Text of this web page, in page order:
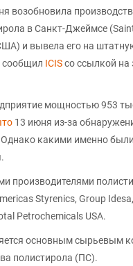
возобновила
в Санкт-Джеймсе
и вывела его на
сообщил ICISсо ссылкой на
мощностью 953
13 июня из-за
какими именно
производителями
Styrenics, Group
Petrochemicals USA.
основным сырьевым
полистирола (ПС).